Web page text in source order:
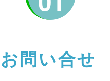
お問い合せ